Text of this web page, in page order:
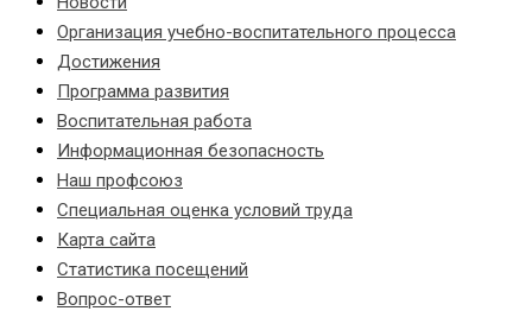
Организация учебно-воспитательного процесса
Достижения
Программа развития
Воспитательная работа
Информационная безопасность
Наш профсоюз
Специальная оценка условий труда
Карта сайта
Статистика посещений
Вопрос-ответ